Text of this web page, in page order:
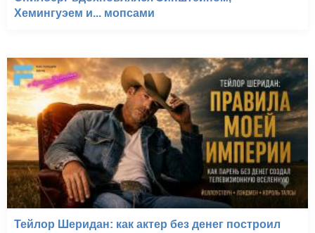
Хемингуэем и... мопсами
Тейлор Шеридан: как актер без денег построил